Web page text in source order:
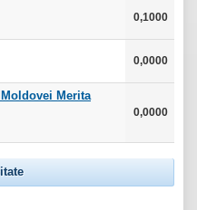
0,1000
0,0000
Merita
0,0000